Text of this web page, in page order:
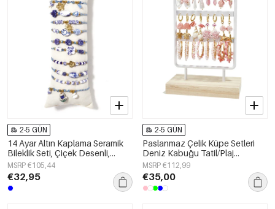
2-5 GÜN
14 Ayar Altın Kaplama Seramik
Bileklik Seti, Çiçek Desenli,
Tatil/Plaj Temalı, Etnik Seri,
Kadın Takıları
MSRP €105,44
€32,95
2-5 GÜN
Paslanmaz Çelik Küpe Setleri
Deniz Kabuğu Tatil/Plaj
Romantik Serisi Kadın Takıları
MSRP €112,99
€35,00